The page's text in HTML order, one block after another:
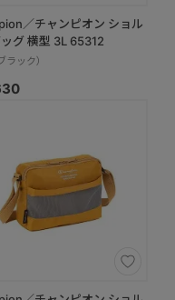
／チャンピオン ショル
グ 横型 3L 65312
ラック）